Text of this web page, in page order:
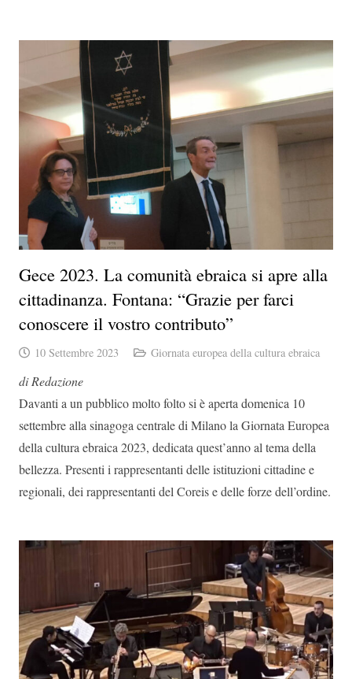
Gece 2023. La comunità ebraica si apre alla
cittadinanza. Fontana: “Grazie per farci
conoscere il vostro contributo”
10 Settembre 2023 Giornata europea della cultura ebraica
di Redazione
Davanti a un pubblico molto folto si è aperta domenica 10
settembre alla sinagoga centrale di Milano la Giornata Europea
della cultura ebraica 2023, dedicata quest’anno al tema della
bellezza. Presenti i rappresentanti delle istituzioni cittadine e
regionali, dei rappresentanti del Coreis e delle forze dell’ordine.